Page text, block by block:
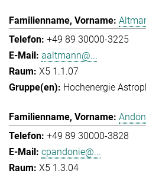
+49 89 30000-3225
aaltmann@...
X5 1.1.07
Hochenergie
+49 89 30000-3828
cpandonie@...
X5 1.3.04